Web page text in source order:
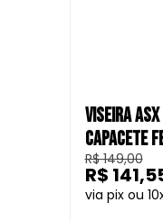
VISEIRA
CAPACETE
R$ 149,00
10
R$